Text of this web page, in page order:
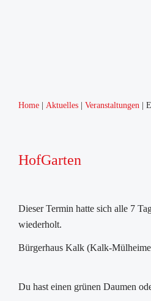
Home Aktuelles Veranstaltungen
HofGarten
Dieser Termin hatte sich alle 7
wiederholt.
Bürgerhaus Kalk (Kalk-
Du hast einen grünen Daumen